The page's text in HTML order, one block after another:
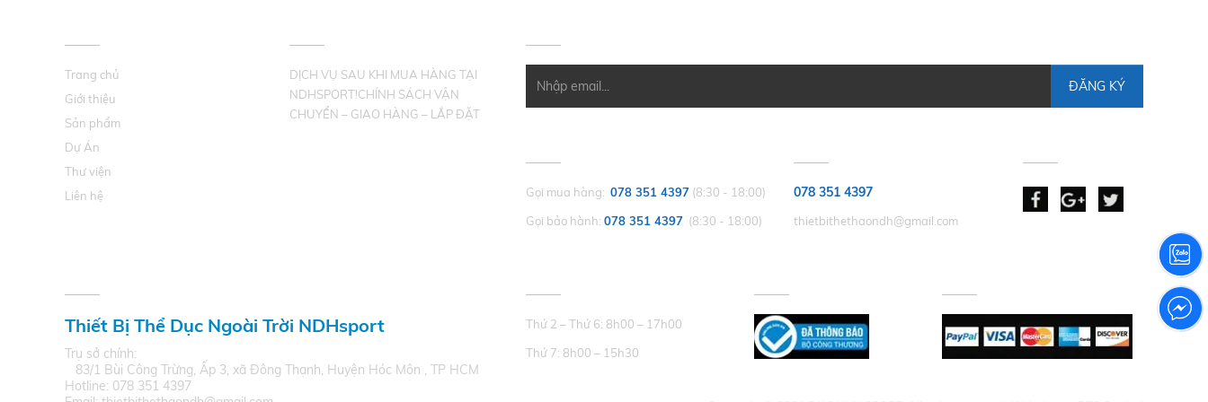
Trang chủ
Giới thiệu
Sản phẩm
Dự Án
Thư viện
Liên hệ
DỊCH VỤ SAU KHI MUA HÀNG TẠI
NDHSPORT!CHÍNH SÁCH VẬN
CHUYỂN – GIAO HÀNG – LẮP ĐẶT
ĐĂNG KÝ
Gọi mua hàng: 078 351 4397 (8:30 - 18:00)
Gọi bảo hành: 078 351 4397 (8:30 - 18:00)
078 351 4397
thietbithethaondh@gmail.com
Thiết Bị Thể Dục Ngoài Trời NDHsport
Trụ sở chính:
83/1 Bùi Công Trừng, Ấp 3, xã Đông Thạnh, Huyện Hóc Môn , TP HCM
Hotline: 078 351 4397
Thứ 2 – Thứ 6: 8h00 – 17h00
Thứ 7: 8h00 – 15h30